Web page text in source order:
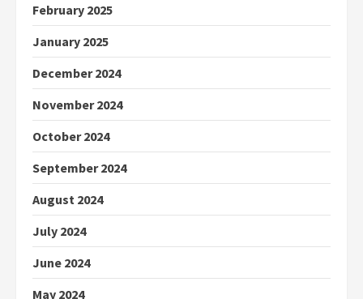
February 2025
January 2025
December 2024
November 2024
October 2024
September 2024
August 2024
July 2024
June 2024
May 2024